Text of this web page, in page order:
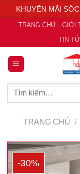
KHUYẾN MÃI
Chuyển
nội
dung
TRANG CHỦ GIỚI
TIN
Tìm
TRANG CHỦ /
-30%